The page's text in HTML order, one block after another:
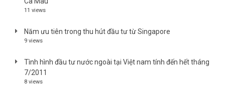
11 views
Năm ưu tiên trong thu hút đầu tư từ Singapore
9 views
Tình hình đầu tư nước ngoài tại Việt nam tính đến hết tháng
7/2011
8 views